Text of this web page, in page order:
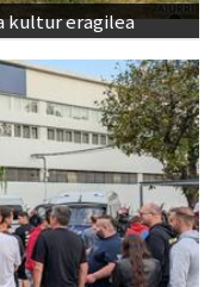
kultur eragilea